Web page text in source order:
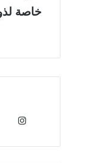
خاصة
ام